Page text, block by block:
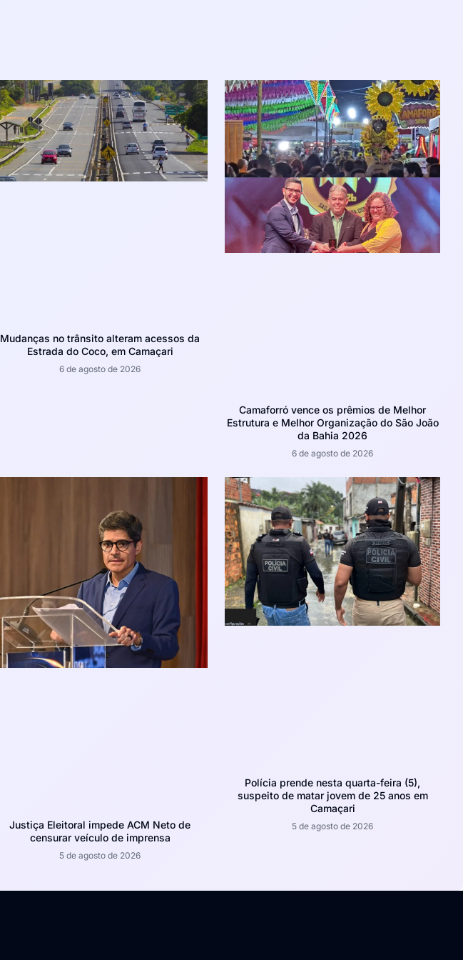
Mudanças no trânsito alteram acessos da
Estrada do Coco, em Camaçari
6 de agosto de 2026
Camaforró vence os prêmios de Melhor
Estrutura e Melhor Organização do São João
da Bahia 2026
6 de agosto de 2026
Justiça Eleitoral impede ACM Neto de
censurar veículo de imprensa
5 de agosto de 2026
Polícia prende nesta quarta-feira (5),
suspeito de matar jovem de 25 anos em
Camaçari
5 de agosto de 2026